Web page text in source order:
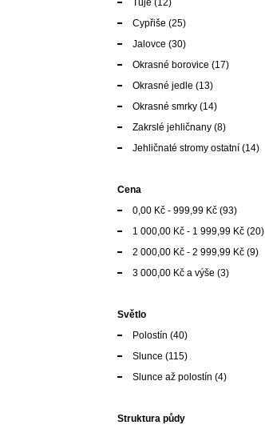
Tuje (12)
Cypřiše (25)
Jalovce (30)
Okrasné borovice (17)
Okrasné jedle (13)
Okrasné smrky (14)
Zakrslé jehličnany (8)
Jehličnaté stromy ostatní (14)
Cena
0,00 Kč - 999,99 Kč (93)
1 000,00 Kč - 1 999,99 Kč (20)
2 000,00 Kč - 2 999,99 Kč (9)
3 000,00 Kč a výše (3)
Světlo
Polostín (40)
Slunce (115)
Slunce až polostín (4)
Struktura půdy